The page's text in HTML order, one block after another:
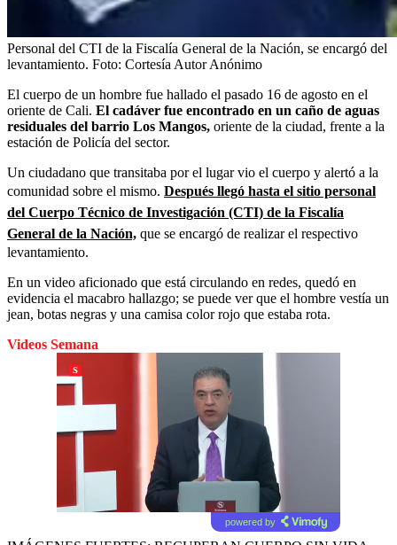
Personal del CTI de la Fiscalía General de la Nación, se encargó del
levantamiento. Foto: Cortesía Autor Anónimo
El cuerpo de un hombre fue hallado el pasado 16 de agosto en el
oriente de Cali. El cadáver fue encontrado en un caño de aguas
residuales del barrio Los Mangos, oriente de la ciudad, frente a la
estación de Policía del sector.
Un ciudadano que transitaba por el lugar vio el cuerpo y alertó a la
comunidad sobre el mismo. Después llegó hasta el sitio personal
del Cuerpo Técnico de Investigación (CTI) de la Fiscalía
General de la Nación, que se encargó de realizar el respectivo
levantamiento.
En un video aficionado que está circulando en redes, quedó en
evidencia el macabro hallazgo; se puede ver que el hombre vestía un
jean, botas negras y una camisa color rojo que estaba rota.
Videos Semana
powered by